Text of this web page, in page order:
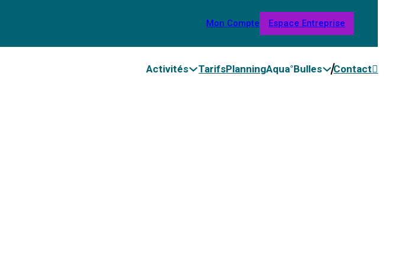
Mon Compte Espace Entreprise
Activités TarifsPlanningAqua°Bulles Contact